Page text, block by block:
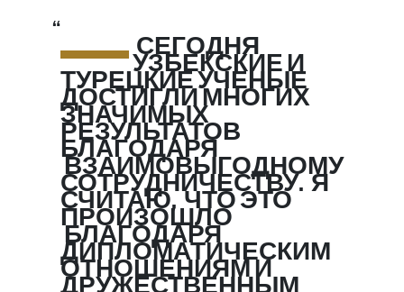
— СЕГОДНЯ
УЗБЕКСКИЕ И
ТУРЕЦКИЕ УЧЕНЫЕ
ДОСТИГЛИ МНОГИХ
ЗНАЧИМЫХ
РЕЗУЛЬТАТОВ
БЛАГОДАРЯ
ВЗАИМОВЫГОДНОМУ
СОТРУДНИЧЕСТВУ. Я
СЧИТАЮ, ЧТО ЭТО
ПРОИЗОШЛО
БЛАГОДАРЯ
ДИПЛОМАТИЧЕСКИМ
ОТНОШЕНИЯМ И
ДРУЖЕСТВЕННЫМ